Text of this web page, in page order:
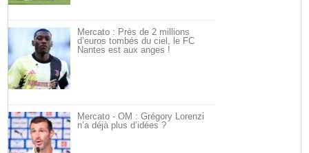
Mercato : Près de 2 millions
d’euros tombés du ciel, le FC
Nantes est aux anges !
Mercato - OM : Grégory Lorenzi
n’a déjà plus d’idées ?